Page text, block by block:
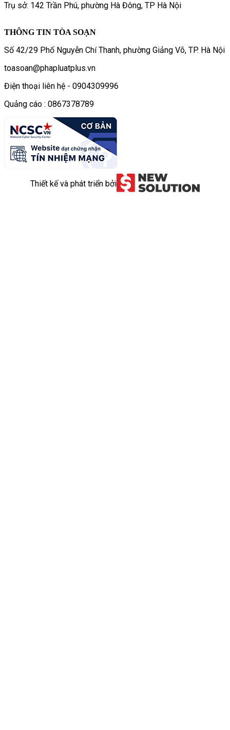
Trụ sở: 142 Trần Phú, phường Hà Đông, TP Hà Nội
THÔNG TIN TÒA SOẠN
Số 42/29 Phố Nguyễn Chí Thanh, phường Giảng Võ, TP. Hà Nội
toasoan@phapluatplus.vn
Điện thoại liên hệ - 0904309996
Quảng cáo : 0867378789
Thiết kế và phát triển bởi